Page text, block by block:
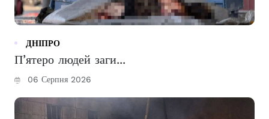
ДНІПРО
П’ятеро людей заги...
06 Серпня 2026